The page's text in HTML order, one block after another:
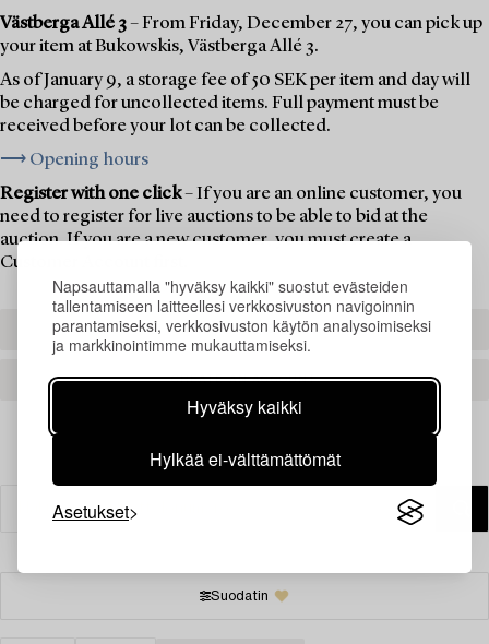
Napsauttamalla "hyväksy kaikki" suostut evästeiden
tallentamiseen laitteellesi verkkosivuston navigoinnin
parantamiseksi, verkkosivuston käytön analysoimiseksi
ja markkinointimme mukauttamiseksi.
Hyväksy kaikki
Hylkää ei-välttämättömät
Asetukset
Västberga Allé 3– From Friday, December 27, you can pick up
your item at Bukowskis, Västberga Allé 3.
As of January 9, a storage fee of 50 SEK per item and day will
be charged for uncollected items. Full payment must be
received before your lot can be collected.
⟶ Opening hours
Register with one click– If you are an online customer, you
need to register for live auctions to be able to bid at the
auction. If you are a new customer, you must create a
Customer Account first.
REGISTER TO BID
CREATE AN ACCOUNT
Suodatin